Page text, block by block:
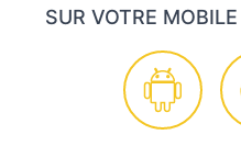
SUR VOTRE